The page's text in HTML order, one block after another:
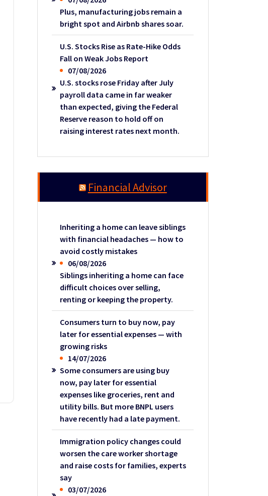
Plus, manufacturing jobs remain a
bright spot and Airbnb shares soar.
U.S. Stocks Rise as Rate-Hike Odds
Fall on Weak Jobs Report
07/08/2026
U.S. stocks rose Friday after July
payroll data came in far weaker
than expected, giving the Federal
Reserve reason to hold off on
raising interest rates next month.
Financial Advisor
Inheriting a home can leave siblings
with financial headaches — how to
avoid costly mistakes
06/08/2026
Siblings inheriting a home can face
difficult choices over selling,
renting or keeping the property.
Consumers turn to buy now, pay
later for essential expenses — with
growing risks
14/07/2026
Some consumers are using buy
now, pay later for essential
expenses like groceries, rent and
utility bills. But more BNPL users
have recently had a late payment.
Immigration policy changes could
worsen the care worker shortage
and raise costs for families, experts
say
03/07/2026